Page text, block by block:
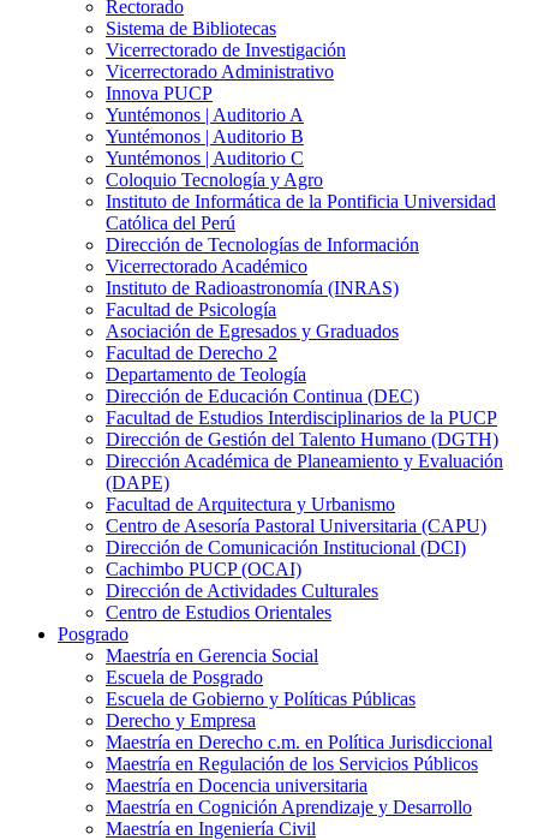
Rectorado
Sistema de Bibliotecas
Vicerrectorado de Investigación
Vicerrectorado Administrativo
Innova PUCP
Yuntémonos | Auditorio A
Yuntémonos | Auditorio B
Yuntémonos | Auditorio C
Coloquio Tecnología y Agro
Instituto de Informática de la Pontificia Universidad
Católica del Perú
Dirección de Tecnologías de Información
Vicerrectorado Académico
Instituto de Radioastronomía (INRAS)
Facultad de Psicología
Asociación de Egresados y Graduados
Facultad de Derecho 2
Departamento de Teología
Dirección de Educación Continua (DEC)
Facultad de Estudios Interdisciplinarios de la PUCP
Dirección de Gestión del Talento Humano (DGTH)
Dirección Académica de Planeamiento y Evaluación
(DAPE)
Facultad de Arquitectura y Urbanismo
Centro de Asesoría Pastoral Universitaria (CAPU)
Dirección de Comunicación Institucional (DCI)
Cachimbo PUCP (OCAI)
Dirección de Actividades Culturales
Centro de Estudios Orientales
Posgrado
Maestría en Gerencia Social
Escuela de Posgrado
Escuela de Gobierno y Políticas Públicas
Derecho y Empresa
Maestría en Derecho c.m. en Política Jurisdiccional
Maestría en Regulación de los Servicios Públicos
Maestría en Docencia universitaria
Maestría en Cognición Aprendizaje y Desarrollo
Maestría en Ingeniería Civil